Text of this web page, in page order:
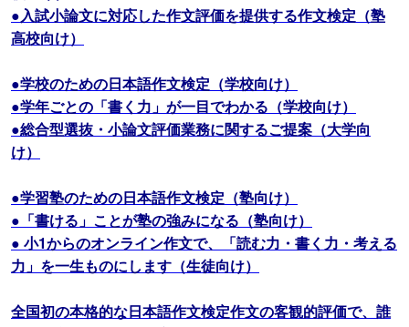
●入試小論文に対応した作文評価を提供する作文検定（塾
高校向け）
●学校のための日本語作文検定（学校向け）
●学年ごとの「書く力」が一目でわかる（学校向け）
●総合型選抜・小論文評価業務に関するご提案（大学向
け）
●学習塾のための日本語作文検定（塾向け）
●「書ける」ことが塾の強みになる（塾向け）
● 小1からのオンライン作文で、「読む力・書く力・考える
力」を一生ものにします（生徒向け）
全国初の本格的な日本語作文検定作文の客観的評価で、誰